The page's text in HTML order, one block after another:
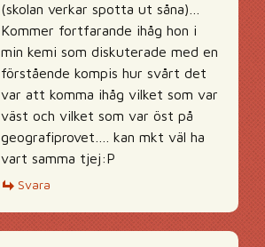
(skolan verkar spotta ut såna)…
Kommer fortfarande ihåg hon i
min kemi som diskuterade med en
förstående kompis hur svårt det
var att komma ihåg vilket som var
väst och vilket som var öst på
geografiprovet…. kan mkt väl ha
vart samma tjej:P
Svara